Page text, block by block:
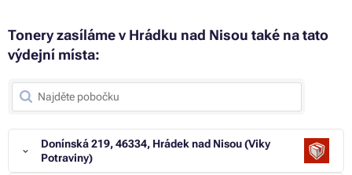
Tonery zasíláme v Hrádku nad Nisou také na tato
výdejní místa:
Donínská 219, 46334, Hrádek nad Nisou (Viky
Potraviny)